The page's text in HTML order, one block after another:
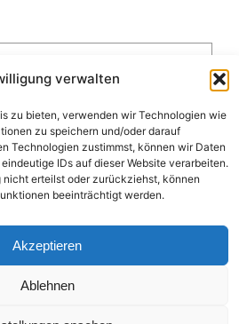
verwalten
zu bieten, verwenden wir Technologien wie
zu speichern und/oder darauf
Technologien zustimmst, können wir Daten
IDs auf dieser Website verarbeiten.
nicht erteilst oder zurückziehst, können
beeinträchtigt werden.
Akzeptieren
Ablehnen
Akismet, um Spam
wie deine
werden.